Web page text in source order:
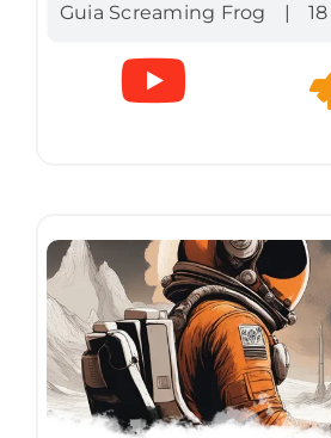
Guia Screaming Frog |